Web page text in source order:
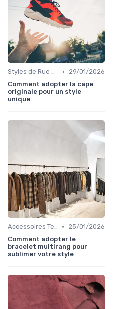
Styles de Rue et Looks du Moment •
29/01/2026
Comment adopter la cape
originale pour un style
unique
Accessoires Tendance •
25/01/2026
Comment adopter le
bracelet multirang pour
sublimer votre style